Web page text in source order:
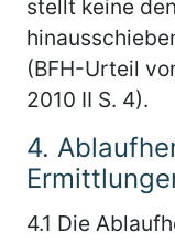
stellt keine
(BFH-Urteil
2010 II S. 4).
4.
4.1 Die